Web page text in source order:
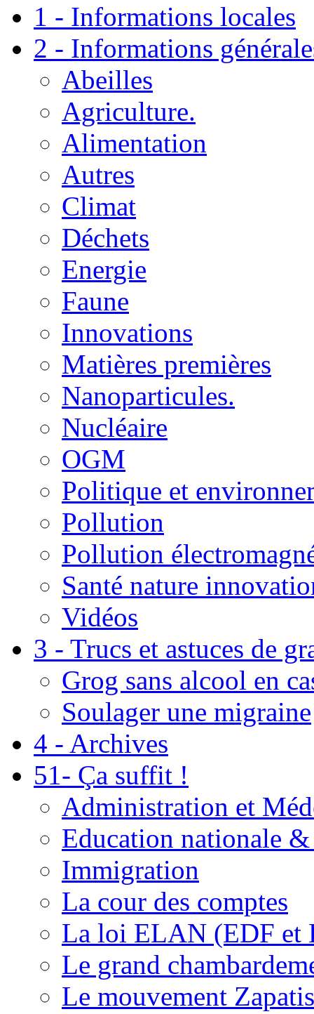
1 - Informations locales
2 - Informations
Abeilles
Agriculture.
Alimentation
Autres
Climat
Déchets
Energie
Faune
Innovations
Matières premières
Nanoparticules.
Nucléaire
OGM
Politique et
Pollution
Pollution
Santé nature
Vidéos
3 - Trucs et astuces de
Grog sans alcool en
Soulager une migraine
4 - Archives
51- Ça suffit !
Administration et
Education nationale
Immigration
La cour des comptes
La loi ELAN (EDF et
Le grand
Le mouvement